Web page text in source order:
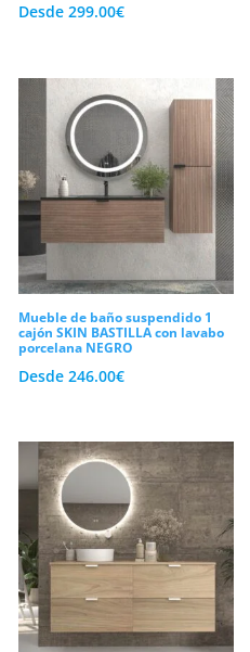
Desde 299.00€
Mueble de baño suspendido 1
cajón SKIN BASTILLA con lavabo
porcelana NEGRO
Desde 246.00€